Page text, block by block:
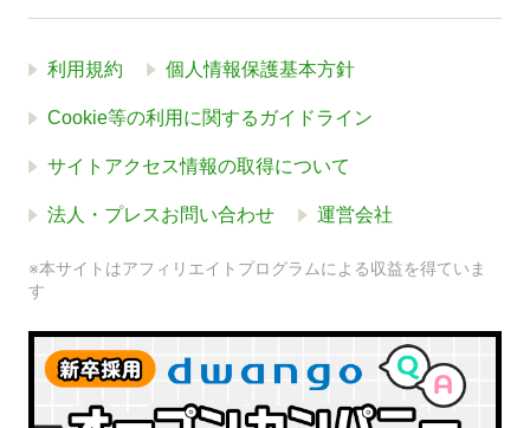
利用規約 個人情報保護基本方針
Cookie等の利用に関するガイドライン
サイトアクセス情報の取得について
法人・プレスお問い合わせ 運営会社
※本サイトはアフィリエイトプログラムによる収益を得ていま
す